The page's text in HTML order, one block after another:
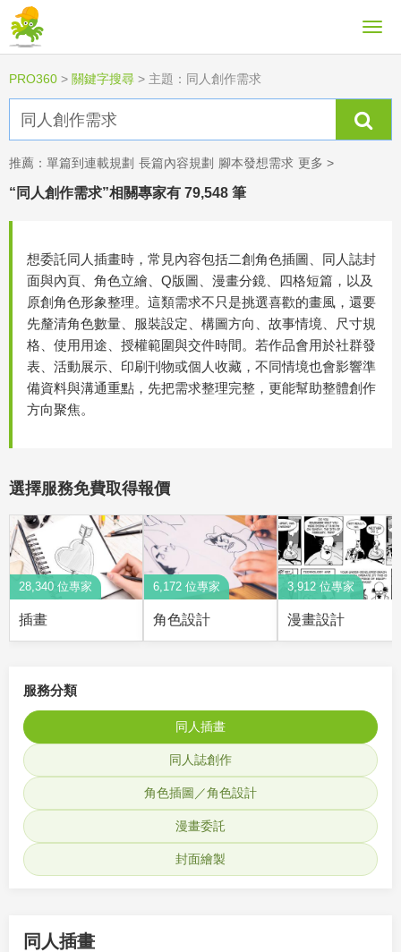
PRO360 > 關鍵字搜尋 > 主題：同人創作需求
推薦： 單篇到連載規劃 長篇內容規劃 腳本發想需求 更多 >
“同人創作需求”相關專家有 79,548 筆
想委託同人插畫時，常見內容包括二創角色插圖、同人誌封
面與內頁、角色立繪、Q版圖、漫畫分鏡、四格短篇，以及
原創角色形象整理。這類需求不只是挑選喜歡的畫風，還要
先釐清角色數量、服裝設定、構圖方向、故事情境、尺寸規
格、使用用途、授權範圍與交件時間。若作品會用於社群發
表、活動展示、印刷刊物或個人收藏，不同情境也會影響準
備資料與溝通重點，先把需求整理完整，更能幫助整體創作
方向聚焦。
選擇服務免費取得報價
28,340 位專家
插畫
6,172 位專家
角色設計
3,912 位專家
漫畫設計
服務分類
同人插畫
同人誌創作
角色插圖／角色設計
漫畫委託
封面繪製
同人插畫